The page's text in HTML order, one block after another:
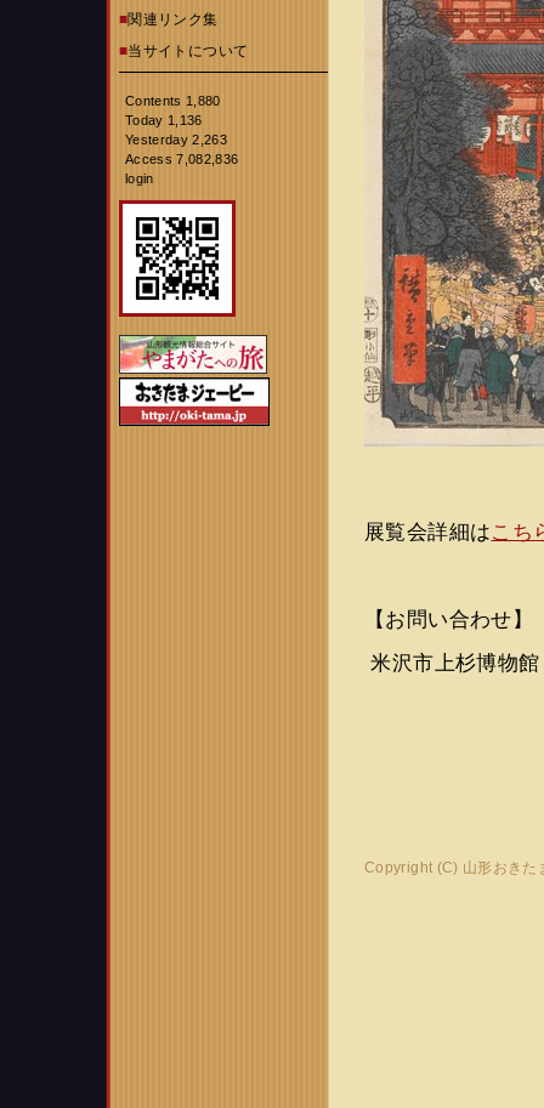
■関連リンク集
■当サイトについて
Contents 1,880
Today 1,136
Yesterday 2,263
Access 7,082,836
login
展覧会詳細はこち
【お問い合わせ】
米沢市上杉博物
Copyright (C) 山形おき